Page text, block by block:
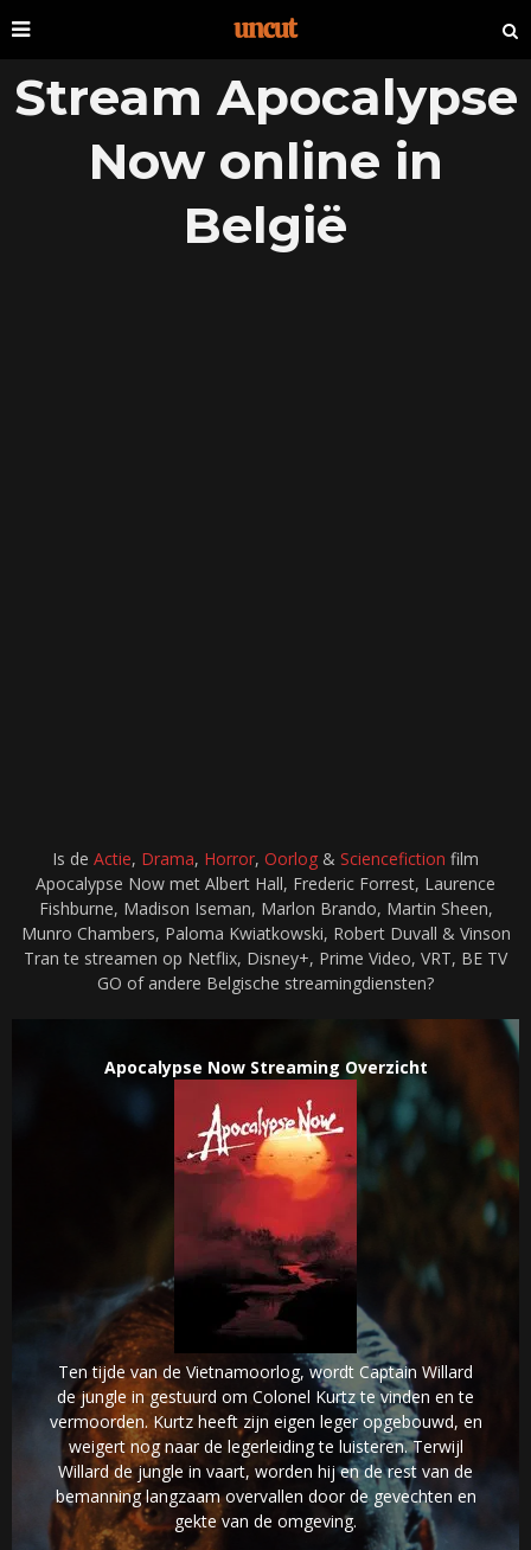
Stream Apocalypse
Now online in
België
Is de Actie, Drama, Horror, Oorlog & Sciencefiction film
Apocalypse Now met Albert Hall, Frederic Forrest, Laurence
Fishburne, Madison Iseman, Marlon Brando, Martin Sheen,
Munro Chambers, Paloma Kwiatkowski, Robert Duvall & Vinson
Tran te streamen op Netflix, Disney+, Prime Video, VRT, BE TV
GO of andere Belgische streamingdiensten?
Apocalypse Now Streaming Overzicht
Ten tijde van de Vietnamoorlog, wordt Captain Willard
de jungle in gestuurd om Colonel Kurtz te vinden en te
vermoorden. Kurtz heeft zijn eigen leger opgebouwd, en
weigert nog naar de legerleiding te luisteren. Terwijl
Willard de jungle in vaart, worden hij en de rest van de
bemanning langzaam overvallen door de gevechten en
gekte van de omgeving.